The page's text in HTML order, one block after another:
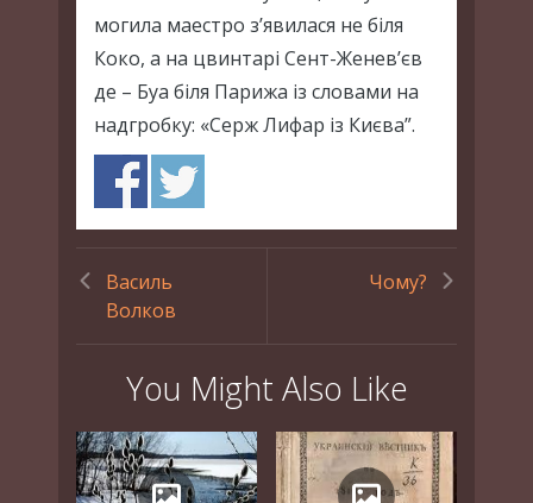
могила маестро з’явилася не біля
Коко, а на цвинтарі Сент-Женев’єв
де – Буа біля Парижа із словами на
надгробку: «Серж Лифар із Києва”.
Василь
Волков
Чому?
You Might Also Like